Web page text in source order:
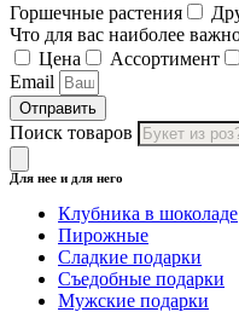
Горшечные растения
Что для вас наиболее
Цена
Ассортимент
Email
Отправить
Поиск товаров
Для нее и для него
Клубника в шоколаде
Пирожные
Сладкие подарки
Съедобные подарки
Мужские подарки